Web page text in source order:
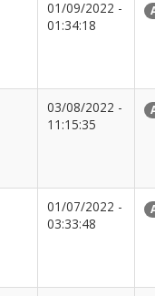
01/09/2022 -
01:34:18
03/08/2022 -
11:15:35
01/07/2022 -
03:33:48